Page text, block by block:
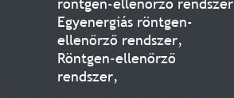
Egyenergiás röntgen-
ellenőrző rendszer,
Röntgen-ellenőrző
rendszer,